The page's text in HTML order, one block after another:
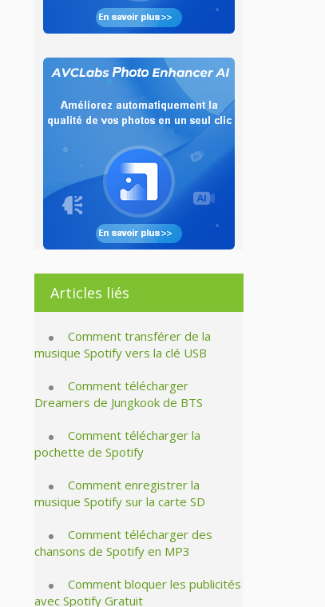
Articles liés
Comment transférer de la
musique Spotify vers la clé USB
Comment télécharger
Dreamers de Jungkook de BTS
Comment télécharger la
pochette de Spotify
Comment enregistrer la
musique Spotify sur la carte SD
Comment télécharger des
chansons de Spotify en MP3
Comment bloquer les publicités
avec Spotify Gratuit